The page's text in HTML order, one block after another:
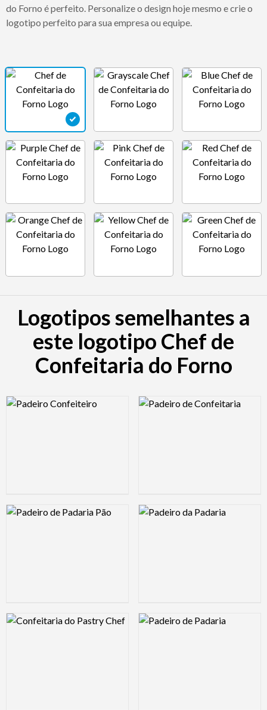
do Forno é perfeito. Personalize o design hoje mesmo e crie o
logotipo perfeito para sua empresa ou equipe.
Logotipos semelhantes a
este logotipo Chef de
Confeitaria do Forno
Logo Preview Image Logo Preview Image
Logo Preview Image Logo Preview Image
Logo Preview Image Logo Preview Image